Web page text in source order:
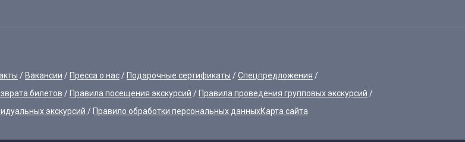
Вакансии Пресса о нас Подарочные сертификаты
Спецпредложения
билетов Правила посещения экскурсий
Правила проведения групповых экскурсий
экскурсий Правило обработки персональных данныхКарта сайта